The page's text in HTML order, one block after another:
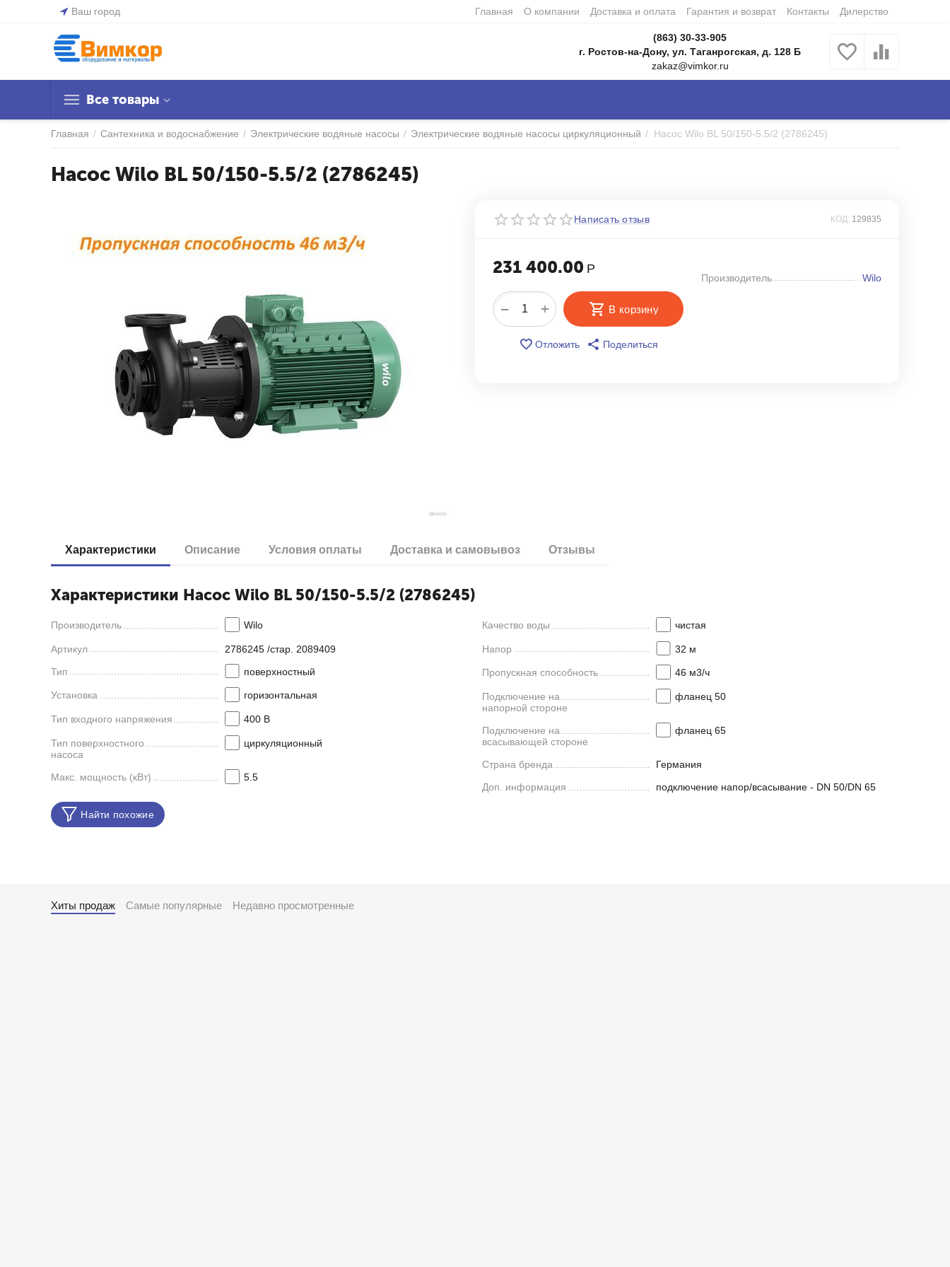
Ваш город Главная О компании Доставка и оплата Гарантия и возврат Контакты Дилерство
(863) 30-33-905
г. Ростов-на-Дону, ул. Таганрогская, д. 128 Б
zakaz@vimkor.ru
Все товары
Главная / Сантехника и водоснабжение / Электрические водяные насосы / Электрические водяные насосы циркуляционный / Насос Wilo BL 50/150-5.5/2 (2786245)
Насос Wilo BL 50/150-5.5/2 (2786245)
Написать отзыв КОД: 129835
231 400.00 Р
+
− В корзину
Отложить Поделиться
Производитель Wilo
Характеристики Описание Условия оплаты Доставка и самовывоз Отзывы
Характеристики Насос Wilo BL 50/150-5.5/2 (2786245)
Производитель Wilo
Артикул
2786245 /стар. 2089409
Тип
поверхностный
Установка горизонтальная
Тип входного напряжения 400 В
Тип поверхностного
насоса
циркуляционный
Макс. мощность (кВт) 5.5
Качество воды чистая
Напор 32 м
Пропускная способность 46 м3/ч
Подключение на
напорной стороне
фланец 50
Подключение на
всасывающей стороне
фланец 65
Страна бренда
Германия
Доп. информация
подключение напор/всасывание - DN 50/DN 65
Найти похожие
Хиты продаж Самые популярные Недавно просмотренные